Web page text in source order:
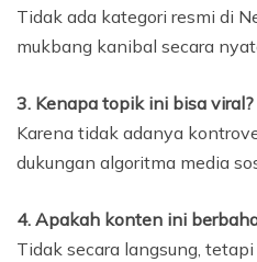
Tidak ada kategori resmi di
mukbang kanibal secara
3. Kenapa topik ini bisa viral?
Karena tidak adanya
dukungan algoritma media
4. Apakah konten ini
Tidak secara langsung,